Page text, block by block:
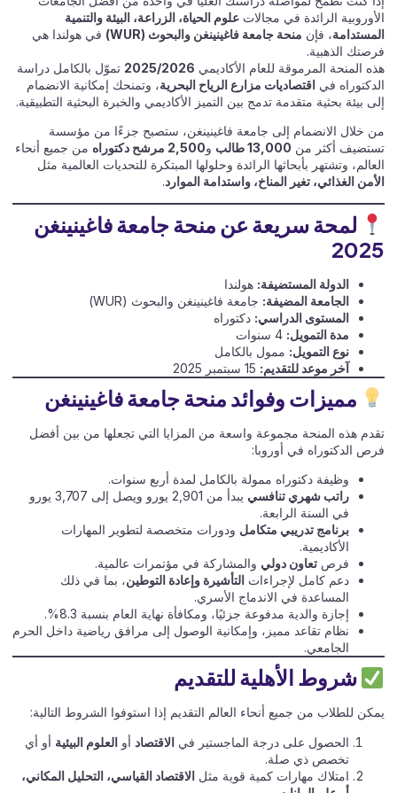
الأوروبية الرائدة في مجالات علوم الحياة، الزراعة، البيئة والتنمية
المستدامة، فإن منحة جامعة فاغينينغن والبحوث (WUR)
في هولندا هي
فرصتك الذهبية.
هذه المنحة المرموقة للعام الأكاديمي 2025/2026 تموّل بالكامل دراسة
الدكتوراه في اقتصاديات مزارع الرياح البحرية، وتمنحك إمكانية الانضمام
إلى بيئة بحثية متقدمة تدمج بين التميز الأكاديمي والخبرة البحثية التطبيقية.
من خلال الانضمام إلى جامعة فاغينينغن، ستصبح جزءًا من مؤسسة
تستضيف أكثر من 13,000 طالب و2,500 مرشح دكتوراه
من جميع أنحاء
العالم، وتشتهر بأبحاثها الرائدة وحلولها المبتكرة للتحديات العالمية مثل
الأمن الغذائي، تغير المناخ، واستدامة الموارد.
لمحة سريعة عن منحة جامعة فاغينينغن
2025
الدولة المستضيفة: هولندا
الجامعة المضيفة: جامعة فاغينينغن والبحوث (WUR)
المستوى الدراسي: دكتوراه
مدة التمويل:
نوع التمويل: ممول بالكامل
آخر موعد للتقديم:
مميزات وفوائد منحة جامعة فاغينينغن
تقدم هذه المنحة مجموعة واسعة من المزايا التي تجعلها من بين أفضل
فرص الدكتوراه في أوروبا:
وظيفة دكتوراه ممولة بالكامل لمدة أربع سنوات.
راتب شهري تنافسي
يبدأ من 2,901 يورو ويصل إلى 3,707 يورو
في السنة الرابعة.
برنامج تدريبي متكامل ودورات متخصصة لتطوير المهارات
الأكاديمية.
فرص تعاون دولي والمشاركة في مؤتمرات عالمية.
دعم كامل لإجراءات التأشيرة وإعادة التوطين، بما في ذلك
المساعدة في الاندماج الأسري.
إجازة والدية مدفوعة جزئيًا، ومكافأة نهاية العام بنسبة 8.3%.
نظام تقاعد مميز، وإمكانية الوصول إلى مرافق رياضية داخل الحرم
الجامعي.
شروط الأهلية للتقديم
يمكن للطلاب من جميع أنحاء العالم التقديم إذا استوفوا الشروط التالية:
الحصول على درجة الماجستير في الاقتصاد أو العلوم البيئية أو أي
تخصص ذي صلة.
امتلاك مهارات كمية قوية مثل الاقتصاد القياسي، التحليل المكاني،